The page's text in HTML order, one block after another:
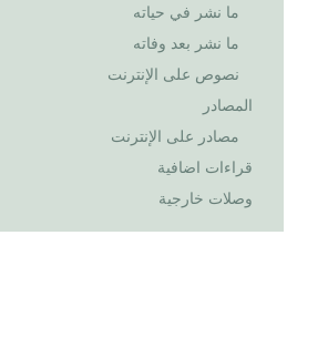
ما نشر في حياته
ما نشر بعد وفاته
نصوص على الإنترنت
المصادر
مصادر على الإنترنت
قراءات اضافية
وصلات خارجية